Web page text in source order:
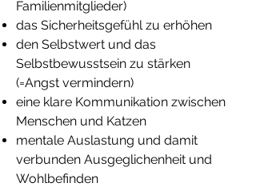
Familienmitglieder)
das Sicherheitsgefühl zu erhöhen
den Selbstwert und das
Selbstbewusstsein zu stärken
(=Angst vermindern)
eine klare Kommunikation zwischen
Menschen und Katzen
mentale Auslastung und damit
verbunden Ausgeglichenheit und
Wohlbefinden